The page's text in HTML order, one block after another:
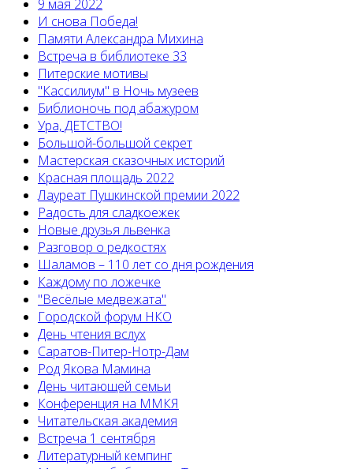
9 мая 2022
И снова Победа!
Памяти Александра Михина
Встреча в библиотеке 33
Питерские мотивы
"Кассилиум" в Ночь музеев
Библионочь под абажуром
Ура, ДЕТСТВО!
Большой-большой секрет
Мастерская сказочных историй
Красная площадь 2022
Лауреат Пушкинской премии 2022
Радость для сладкоежек
Новые друзья львенка
Разговор о редкостях
Шаламов – 110 лет со дня рождения
Каждому по ложечке
"Весёлые медвежата"
Городской форум НКО
День чтения вслух
Саратов-Питер-Нотр-Дам
Род Якова Мамина
День читающей семьи
Конференция на ММКЯ
Читательская академия
Встреча 1 сентября
Литературный кемпинг